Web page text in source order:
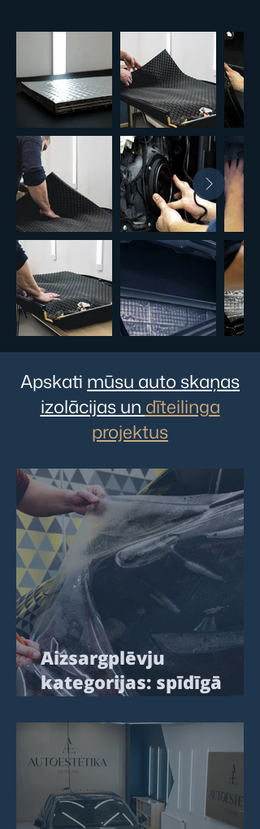
Apskati mūsu auto skaņas
izolācijas un dīteilinga
projektus
Aizsargplēvju
kategorijas: spīdīgā
un krāsainā